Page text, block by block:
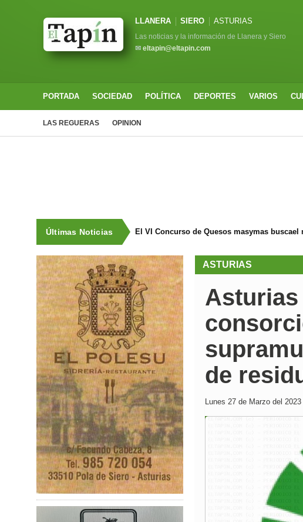
LLANERA SIERO ASTURIAS
Las noticias y la información de Llanera y Siero
✉ eltapin@eltapin.com
PORTADA SOCIEDAD POLÍTICA DEPORTES VARIOS
LAS REGUERAS OPINION
Últimas Noticias El VI Concurso de Quesos masymas
ASTURIAS
Asturias
de
Lunes 27 de Marzo del